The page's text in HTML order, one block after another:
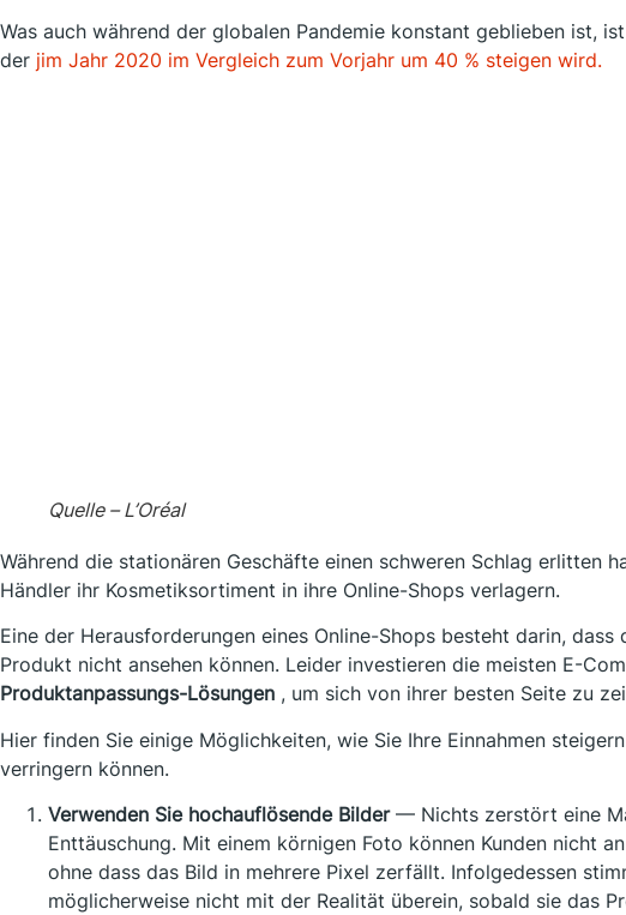
Was auch während der globalen Pandemie konstant geblieben ist,
der jim Jahr 2020 im Vergleich zum Vorjahr um 40 % steigen wird.
Quelle – L’Oréal
Während die stationären Geschäfte einen schweren Schlag erlitten
Händler ihr Kosmetiksortiment in ihre Online-Shops verlagern.
Eine der Herausforderungen eines Online-Shops besteht darin, dass
Produkt nicht ansehen können. Leider investieren die meisten E-
Produktanpassungs-Lösungen , um sich von ihrer besten Seite zu
Hier finden Sie einige Möglichkeiten, wie Sie Ihre Einnahmen
verringern können.
Verwenden Sie hochauflösende Bilder — Nichts zerstört eine
Enttäuschung. Mit einem körnigen Foto können Kunden nicht
ohne dass das Bild in mehrere Pixel zerfällt. Infolgedessen
möglicherweise nicht mit der Realität überein, sobald sie das